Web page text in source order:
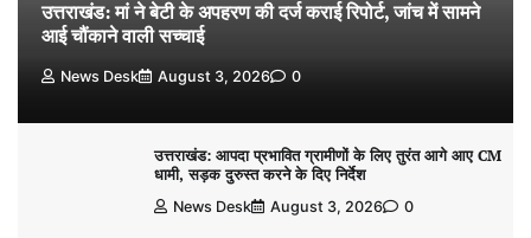
उत्तराखंड: मां ने बेटी के अपहरण की दर्ज कराई रिपोर्ट, जांच में सामने
आई चौंकाने वाली सच्चाई
News Desk August 3, 2026 0
उत्तराखंड: आपदा प्रभावित ग्रामीणों के लिए तुरंत आगे आए CM
धामी, सड़क दुरुस्त करने के दिए निर्देश
News Desk August 3, 2026 0